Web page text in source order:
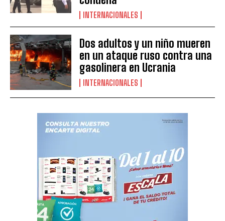
INTERNACIONALES
Dos adultos y un niño mueren
en un ataque ruso contra una
gasolinera en Ucrania
INTERNACIONALES